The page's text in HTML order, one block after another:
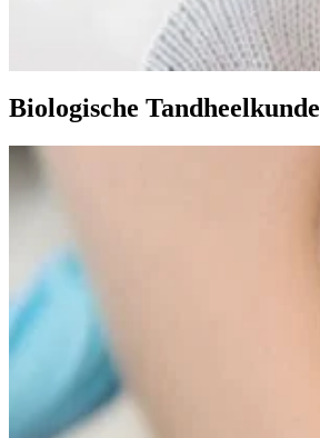
Biologische Tandheelkunde